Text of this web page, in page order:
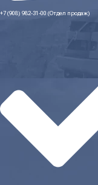
+7 (908) 982-31-00 (Отдел продаж)